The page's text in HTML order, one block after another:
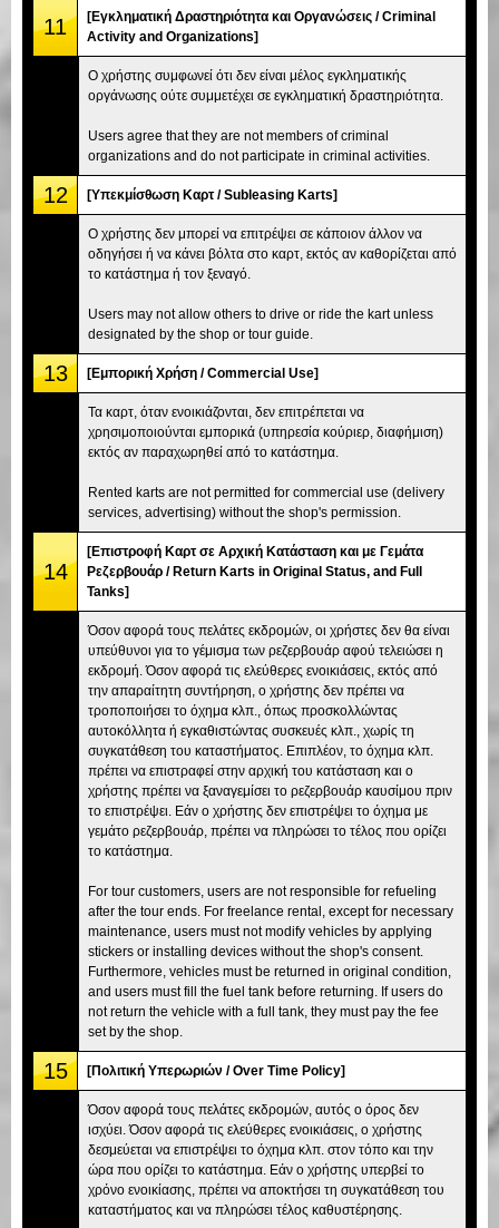
11
[Εγκληματική Δραστηριότητα και Οργανώσεις / Criminal
Activity and Organizations]
Ο χρήστης συμφωνεί ότι δεν είναι μέλος εγκληματικής
οργάνωσης ούτε συμμετέχει σε εγκληματική δραστηριότητα.
Users agree that they are not members of criminal
organizations and do not participate in criminal activities.
12 [Υπεκμίσθωση Καρτ / Subleasing Karts]
Ο χρήστης δεν μπορεί να επιτρέψει σε κάποιον άλλον να
οδηγήσει ή να κάνει βόλτα στο καρτ, εκτός αν καθορίζεται από
το κατάστημα ή τον ξεναγό.
Users may not allow others to drive or ride the kart unless
designated by the shop or tour guide.
13 [Εμπορική Χρήση / Commercial Use]
Τα καρτ, όταν ενοικιάζονται, δεν επιτρέπεται να
χρησιμοποιούνται εμπορικά (υπηρεσία κούριερ, διαφήμιση)
εκτός αν παραχωρηθεί από το κατάστημα.
Rented karts are not permitted for commercial use (delivery
services, advertising) without the shop's permission.
14
[Επιστροφή Καρτ σε Αρχική Κατάσταση και με Γεμάτα
Ρεζερβουάρ / Return Karts in Original Status, and Full
Tanks]
Όσον αφορά τους πελάτες εκδρομών, οι χρήστες δεν θα είναι
υπεύθυνοι για το γέμισμα των ρεζερβουάρ αφού τελειώσει η
εκδρομή. Όσον αφορά τις ελεύθερες ενοικιάσεις, εκτός από
την απαραίτητη συντήρηση, ο χρήστης δεν πρέπει να
τροποποιήσει το όχημα κλπ., όπως προσκολλώντας
αυτοκόλλητα ή εγκαθιστώντας συσκευές κλπ., χωρίς τη
συγκατάθεση του καταστήματος. Επιπλέον, το όχημα κλπ.
πρέπει να επιστραφεί στην αρχική του κατάσταση και ο
χρήστης πρέπει να ξαναγεμίσει το ρεζερβουάρ καυσίμου πριν
το επιστρέψει. Εάν ο χρήστης δεν επιστρέψει το όχημα με
γεμάτο ρεζερβουάρ, πρέπει να πληρώσει το τέλος που ορίζει
το κατάστημα.
For tour customers, users are not responsible for refueling
after the tour ends. For freelance rental, except for necessary
maintenance, users must not modify vehicles by applying
stickers or installing devices without the shop's consent.
Furthermore, vehicles must be returned in original condition,
and users must fill the fuel tank before returning. If users do
not return the vehicle with a full tank, they must pay the fee
set by the shop.
15 [Πολιτική Υπερωριών / Over Time Policy]
Όσον αφορά τους πελάτες εκδρομών, αυτός ο όρος δεν
ισχύει. Όσον αφορά τις ελεύθερες ενοικιάσεις, ο χρήστης
δεσμεύεται να επιστρέψει το όχημα κλπ. στον τόπο και την
ώρα που ορίζει το κατάστημα. Εάν ο χρήστης υπερβεί το
χρόνο ενοικίασης, πρέπει να αποκτήσει τη συγκατάθεση του
καταστήματος και να πληρώσει τέλος καθυστέρησης.